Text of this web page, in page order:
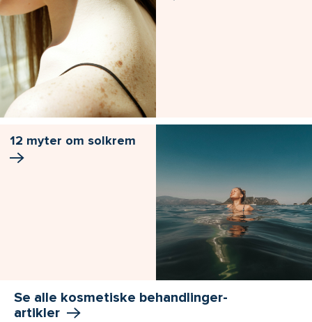
12 myter om solkrem
Se alle kosmetiske behandlinger-
artikler